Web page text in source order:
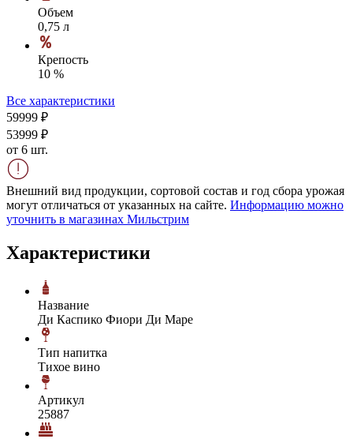
Объем
0,75 л
Крепость
10 %
Все характеристики
59999 ₽
53999 ₽
от 6 шт.
Внешний вид продукции, сортовой состав и год сбора урожая
могут отличаться от указанных на сайте. Информацию можно
уточнить в магазинах Мильстрим
Характеристики
Название
Ди Каспико Фиори Ди Маре
Тип напитка
Тихое вино
Артикул
25887